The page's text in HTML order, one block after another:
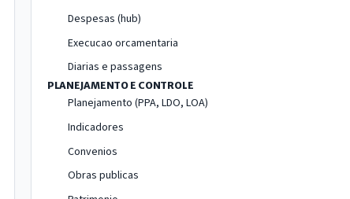
Despesas (hub)
Execucao orcamentaria
Diarias e passagens
PLANEJAMENTO E CONTROLE
Planejamento (PPA, LDO, LOA)
Indicadores
Convenios
Obras publicas